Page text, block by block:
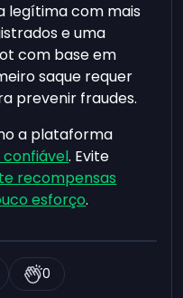
legítima com mais
e uma
com base em
saque requer
prevenir fraudes.
a plataforma
confiável. Evite
recompensas
esforço.
0